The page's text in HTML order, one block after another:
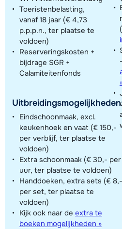
Toeristenbelasting,
vanaf 18 jaar (€ 4,73
p.p.p.n., ter plaatse te
voldoen)
Reserveringskosten +
bijdrage SGR +
Calamiteitenfonds
Eindschoonmaak, excl.
keukenhoek en vaat (€ 150,-
per verblijf, ter plaatse te
voldoen)
Extra schoonmaak (€ 30,- per
uur, ter plaatse te voldoen)
Handdoeken, extra sets (€ 8,-
per set, ter plaatse te
voldoen)
Kijk ook naar de extra te
boeken mogelijkheden »
-